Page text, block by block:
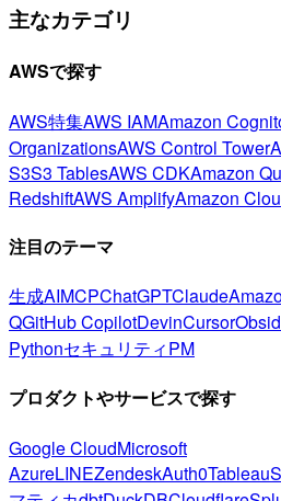
主なカテゴリ
AWSで探す
AWS特集AWS IAMAmazon
OrganizationsAWS Control Tower
S3S3 TablesAWS CDKAmazon
RedshiftAWS AmplifyAmazon
注目のテーマ
生成AIMCPChatGPTClaude
QGitHub CopilotDevinCursor
PythonセキュリティPM
プロダクトやサービスで探す
Google CloudMicrosoft
AzureLINEZendeskAuth0Tableau